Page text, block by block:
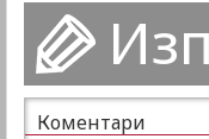
Коментари